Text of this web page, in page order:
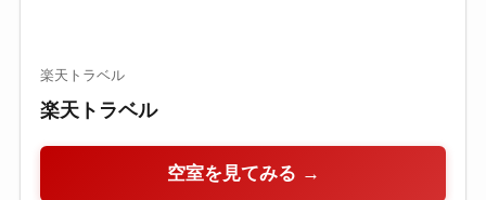
楽天トラベル
楽天トラベル
空室を見てみる →